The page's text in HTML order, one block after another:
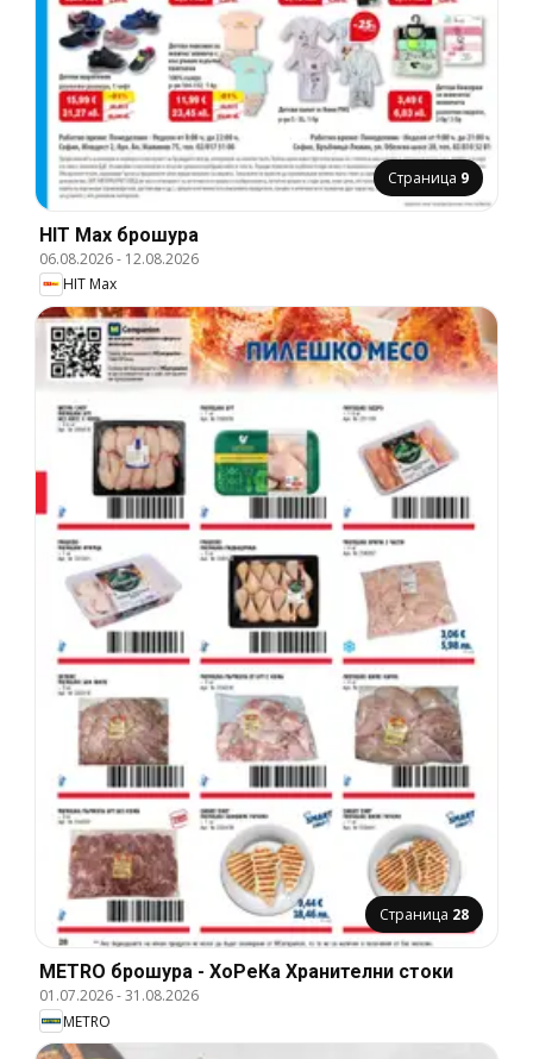
Страница 9
HIT Max брошура
06.08.2026- 12.08.2026
HIT Max
Страница 28
METRO брошура - ХоРеКа Хранителни стоки
01.07.2026-31.08.2026
METRO